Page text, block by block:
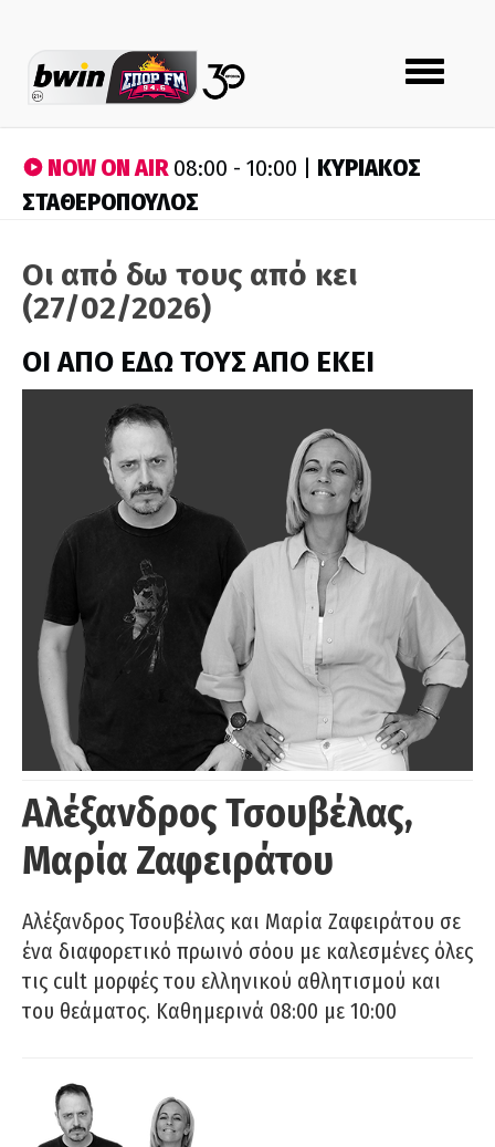
Toggle
navigation
NOW ON AIR08:00 - 10:00 | ΚΥΡΙΑΚΟΣ
ΣΤΑΘΕΡΟΠΟΥΛΟΣ
Οι από δω τους από κει
(27/02/2026)
ΟΙ ΑΠΟ ΕΔΩ ΤΟΥΣ ΑΠΟ ΕΚΕΙ
Αλέξανδρος Τσουβέλας,
Μαρία Ζαφειράτου
Αλέξανδρος Τσουβέλας και Μαρία Ζαφειράτου σε
ένα διαφορετικό πρωινό σόου με καλεσμένες όλες
τις cult μορφές του ελληνικού αθλητισμού και
του θεάματος. Καθημερινά 08:00 με 10:00